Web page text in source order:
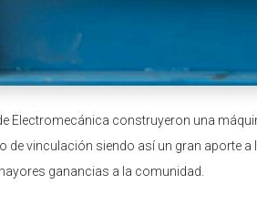
Electromecánica construyeron una
de vinculación siendo así un gran aporte
ganancias a la comunidad.